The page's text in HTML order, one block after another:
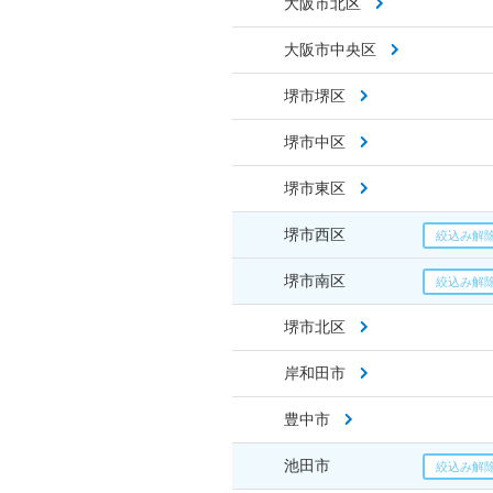
大阪市中央区
堺市堺区
堺市中区
堺市東区
堺市西区
堺市南区
堺市北区
岸和田市
豊中市
池田市